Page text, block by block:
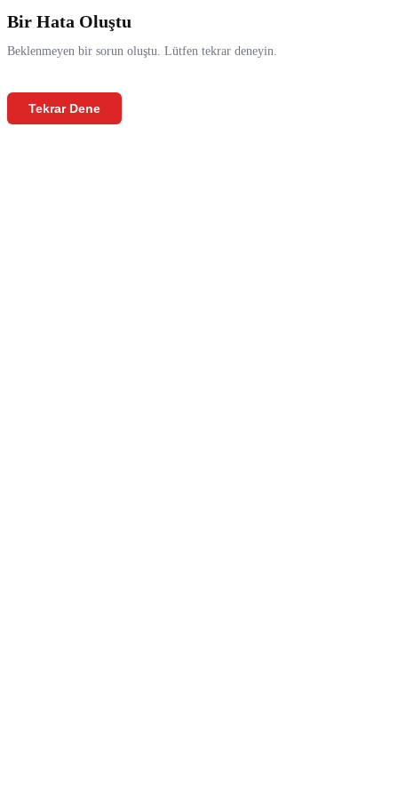
Bir Hata Oluştu
Beklenmeyen bir sorun oluştu. Lütfen tekrar deneyin.
Tekrar Dene